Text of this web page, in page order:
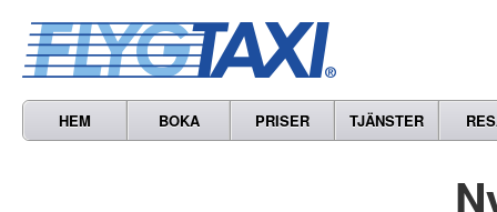
HEM BOKA PRISER TJÄNSTER